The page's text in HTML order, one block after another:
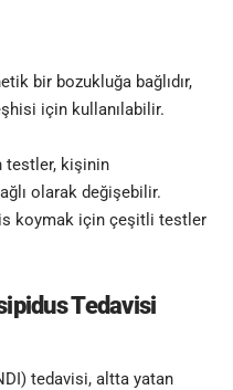
bir bozukluğa bağlıdır,
için kullanılabilir.
testler, kişinin
olarak değişebilir.
koymak için çeşitli testler
Tedavisi
tedavisi, altta yatan